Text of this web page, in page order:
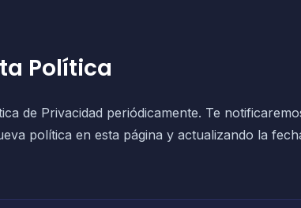
Política
de Privacidad periódicamente. Te
política en esta página y actualizando la